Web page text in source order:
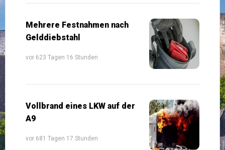
Mehrere Festnahmen nach
Gelddiebstahl
vor 623 Tagen 16 Stunden
Vollbrand eines LKW auf der
A9
vor 681 Tagen 17 Stunden